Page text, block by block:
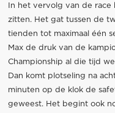
In het vervolg van de
zitten. Het gat tussen de
tienden tot maximaal één
Max de druk van de
Championship al die tijd
Dan komt plotseling na
minuten op de klok de
geweest. Het begint ook